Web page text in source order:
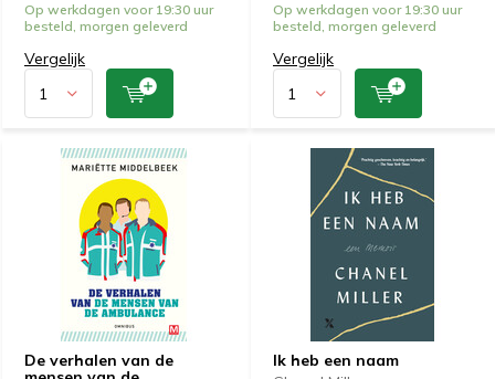
Op werkdagen voor 19:30 uur
besteld, morgen geleverd
Vergelijk
Op werkdagen voor 19:30 uur
besteld, morgen geleverd
Vergelijk
De verhalen van de
Ik heb een naam